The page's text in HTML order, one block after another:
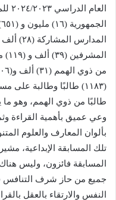
طالبًا من ذوي الهمم، وهو
وعي عميق بأهمية القراءة
بألوان المعارف والعلوم
تلك المسابقة الإبداعية،
المسابقة فائزون، وليس
جميع من حاز شرف التنافس
النفس والارتقاء بالعقل